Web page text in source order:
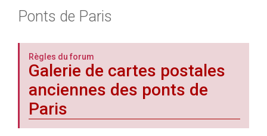
Ponts de Paris
Règles du forum
Galerie de cartes postales
anciennes des ponts de
Paris